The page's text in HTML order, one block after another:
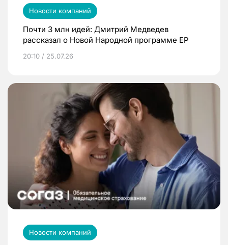
Новости компаний
Почти 3 млн идей: Дмитрий Медведев
рассказал о Новой Народной программе ЕР
20:10 / 25.07.26
Новости компаний